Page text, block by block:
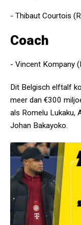
- Thibaut Courtois
Coach
- Vincent Kompany
Dit Belgisch elftalf
meer dan €300
als Romelu Lukaku,
Johan Bakayoko.